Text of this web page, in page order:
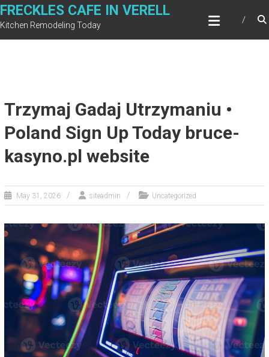
Skip
to
FRECKLES CAFE IN VERELL
Kitchen Remodeling Today
Trzymaj Gadaj Utrzymaniu •
Poland Sign Up Today bruce-
kasyno.pl website
May 31, 2026 siteadmin Uncategorized